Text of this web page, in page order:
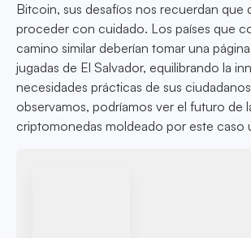
Bitcoin, sus desafíos nos recuerdan que
proceder con cuidado. Los países que
camino similar deberían tomar una
jugadas de El Salvador, equilibrando la
necesidades prácticas de sus
observamos, podríamos ver el futuro de
criptomonedas moldeado por este caso